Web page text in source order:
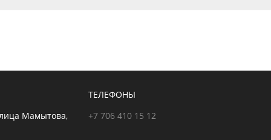
Мамытова,
ТЕЛЕФОНЫ
+7 706 410 15 12